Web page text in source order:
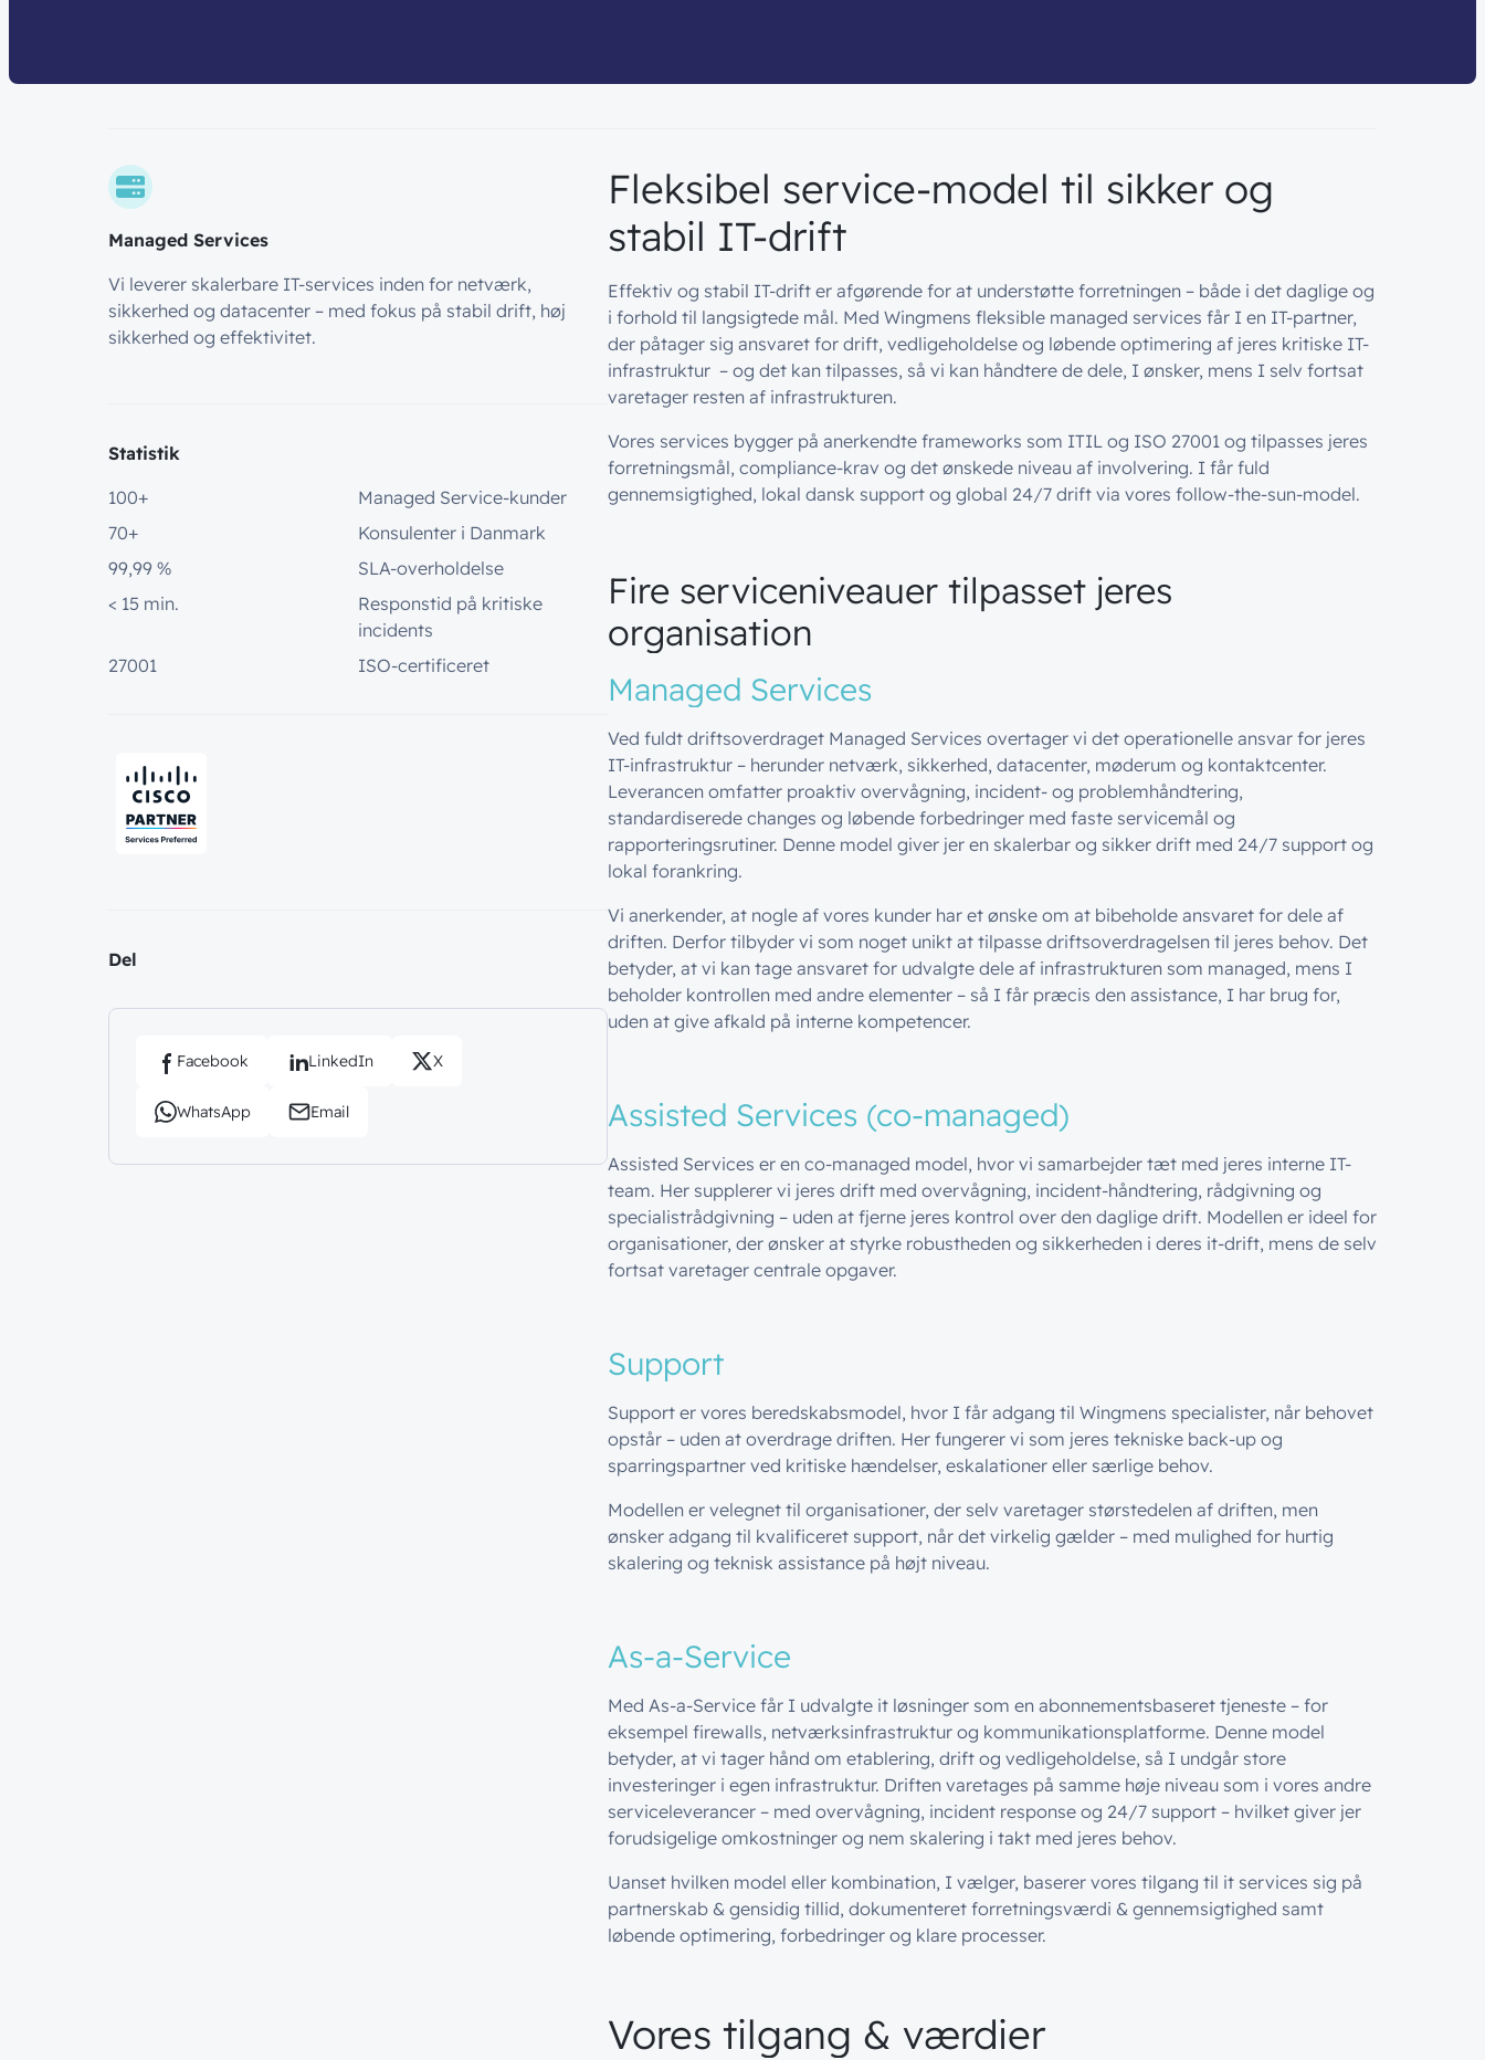
Managed Services
Vi leverer skalerbare IT-services inden for netværk,
sikkerhed og datacenter – med fokus på stabil drift, høj
sikkerhed og effektivitet.
Statistik
100+
Managed Service-kunder
70+
Konsulenter i Danmark
99,99 %
SLA-overholdelse
< 15 min.
Responstid på kritiske
incidents
27001
ISO-certificeret
Del
Facebook LinkedIn X
WhatsApp Email
Fleksibel service-model til sikker og
stabil IT-drift
Effektiv og stabil IT-drift er afgørende for at understøtte forretningen – både i det daglige og
i forhold til langsigtede mål. Med Wingmens fleksible managed services får I en IT-partner,
der påtager sig ansvaret for drift, vedligeholdelse og løbende optimering af jeres kritiske IT-
infrastruktur – og det kan tilpasses, så vi kan håndtere de dele, I ønsker, mens I selv fortsat
varetager resten af infrastrukturen.
Vores services bygger på anerkendte frameworks som ITIL og ISO 27001 og tilpasses jeres
forretningsmål, compliance-krav og det ønskede niveau af involvering. I får fuld
gennemsigtighed, lokal dansk support og global 24/7 drift via vores follow-the-sun-model.
Fire serviceniveauer tilpasset jeres
organisation
Managed Services
Ved fuldt driftsoverdraget Managed Services overtager vi det operationelle ansvar for jeres
IT-infrastruktur – herunder netværk, sikkerhed, datacenter, møderum og kontaktcenter.
Leverancen omfatter proaktiv overvågning, incident- og problemhåndtering,
standardiserede changes og løbende forbedringer med faste servicemål og
rapporteringsrutiner. Denne model giver jer en skalerbar og sikker drift med 24/7 support og
lokal forankring.
Vi anerkender, at nogle af vores kunder har et ønske om at bibeholde ansvaret for dele af
driften. Derfor tilbyder vi som noget unikt at tilpasse driftsoverdragelsen til jeres behov. Det
betyder, at vi kan tage ansvaret for udvalgte dele af infrastrukturen som managed, mens I
beholder kontrollen med andre elementer – så I får præcis den assistance, I har brug for,
uden at give afkald på interne kompetencer.
Assisted Services (co-managed)
Assisted Services er en co-managed model, hvor vi samarbejder tæt med jeres interne IT-
team. Her supplerer vi jeres drift med overvågning, incident-håndtering, rådgivning og
specialistrådgivning – uden at fjerne jeres kontrol over den daglige drift. Modellen er ideel for
organisationer, der ønsker at styrke robustheden og sikkerheden i deres it-drift, mens de selv
fortsat varetager centrale opgaver.
Support
Support er vores beredskabsmodel, hvor I får adgang til Wingmens specialister, når behovet
opstår – uden at overdrage driften. Her fungerer vi som jeres tekniske back-up og
sparringspartner ved kritiske hændelser, eskalationer eller særlige behov.
Modellen er velegnet til organisationer, der selv varetager størstedelen af driften, men
ønsker adgang til kvalificeret support, når det virkelig gælder – med mulighed for hurtig
skalering og teknisk assistance på højt niveau.
As-a-Service
Med As-a-Service får I udvalgte it løsninger som en abonnementsbaseret tjeneste – for
eksempel firewalls, netværksinfrastruktur og kommunikationsplatforme. Denne model
betyder, at vi tager hånd om etablering, drift og vedligeholdelse, så I undgår store
investeringer i egen infrastruktur. Driften varetages på samme høje niveau som i vores andre
serviceleverancer – med overvågning, incident response og 24/7 support – hvilket giver jer
forudsigelige omkostninger og nem skalering i takt med jeres behov.
Uanset hvilken model eller kombination, I vælger, baserer vores tilgang til it services sig på
partnerskab & gensidig tillid, dokumenteret forretningsværdi & gennemsigtighed samt
løbende optimering, forbedringer og klare processer.
Vores tilgang & værdier